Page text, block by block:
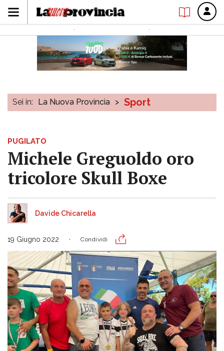
Sei in: La Nuova Provincia > Sport
PUGILATO
Michele Greguoldo oro
tricolore Skull Boxe
Davide Chicarella
19 Giugno 2022 Condividi